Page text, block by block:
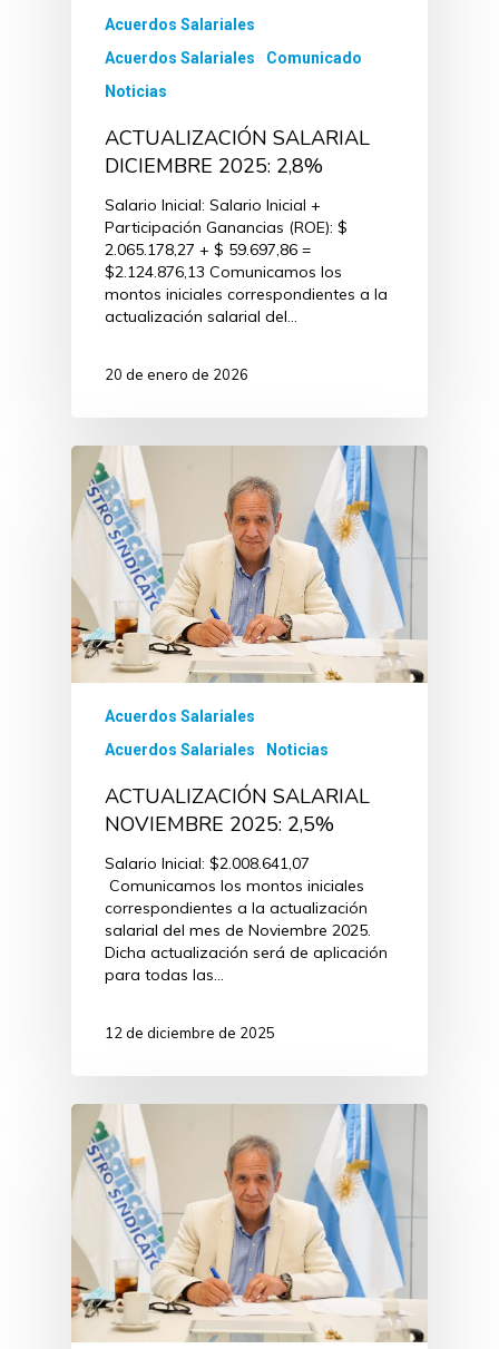
Acuerdos Salariales
Acuerdos Salariales
Comunicado
Noticias
ACTUALIZACIÓN SALARIAL
DICIEMBRE 2025: 2,8%
Salario Inicial: Salario Inicial +
Participación Ganancias (ROE): $
2.065.178,27 + $ 59.697,86 =
$2.124.876,13 Comunicamos los
montos iniciales correspondientes a la
actualización salarial del…
20 de enero de 2026
Acuerdos Salariales
Acuerdos Salariales
Noticias
ACTUALIZACIÓN SALARIAL
NOVIEMBRE 2025: 2,5%
Salario Inicial: $2.008.641,07
Comunicamos los montos iniciales
correspondientes a la actualización
salarial del mes de Noviembre 2025.
Dicha actualización será de aplicación
para todas las…
12 de diciembre de 2025